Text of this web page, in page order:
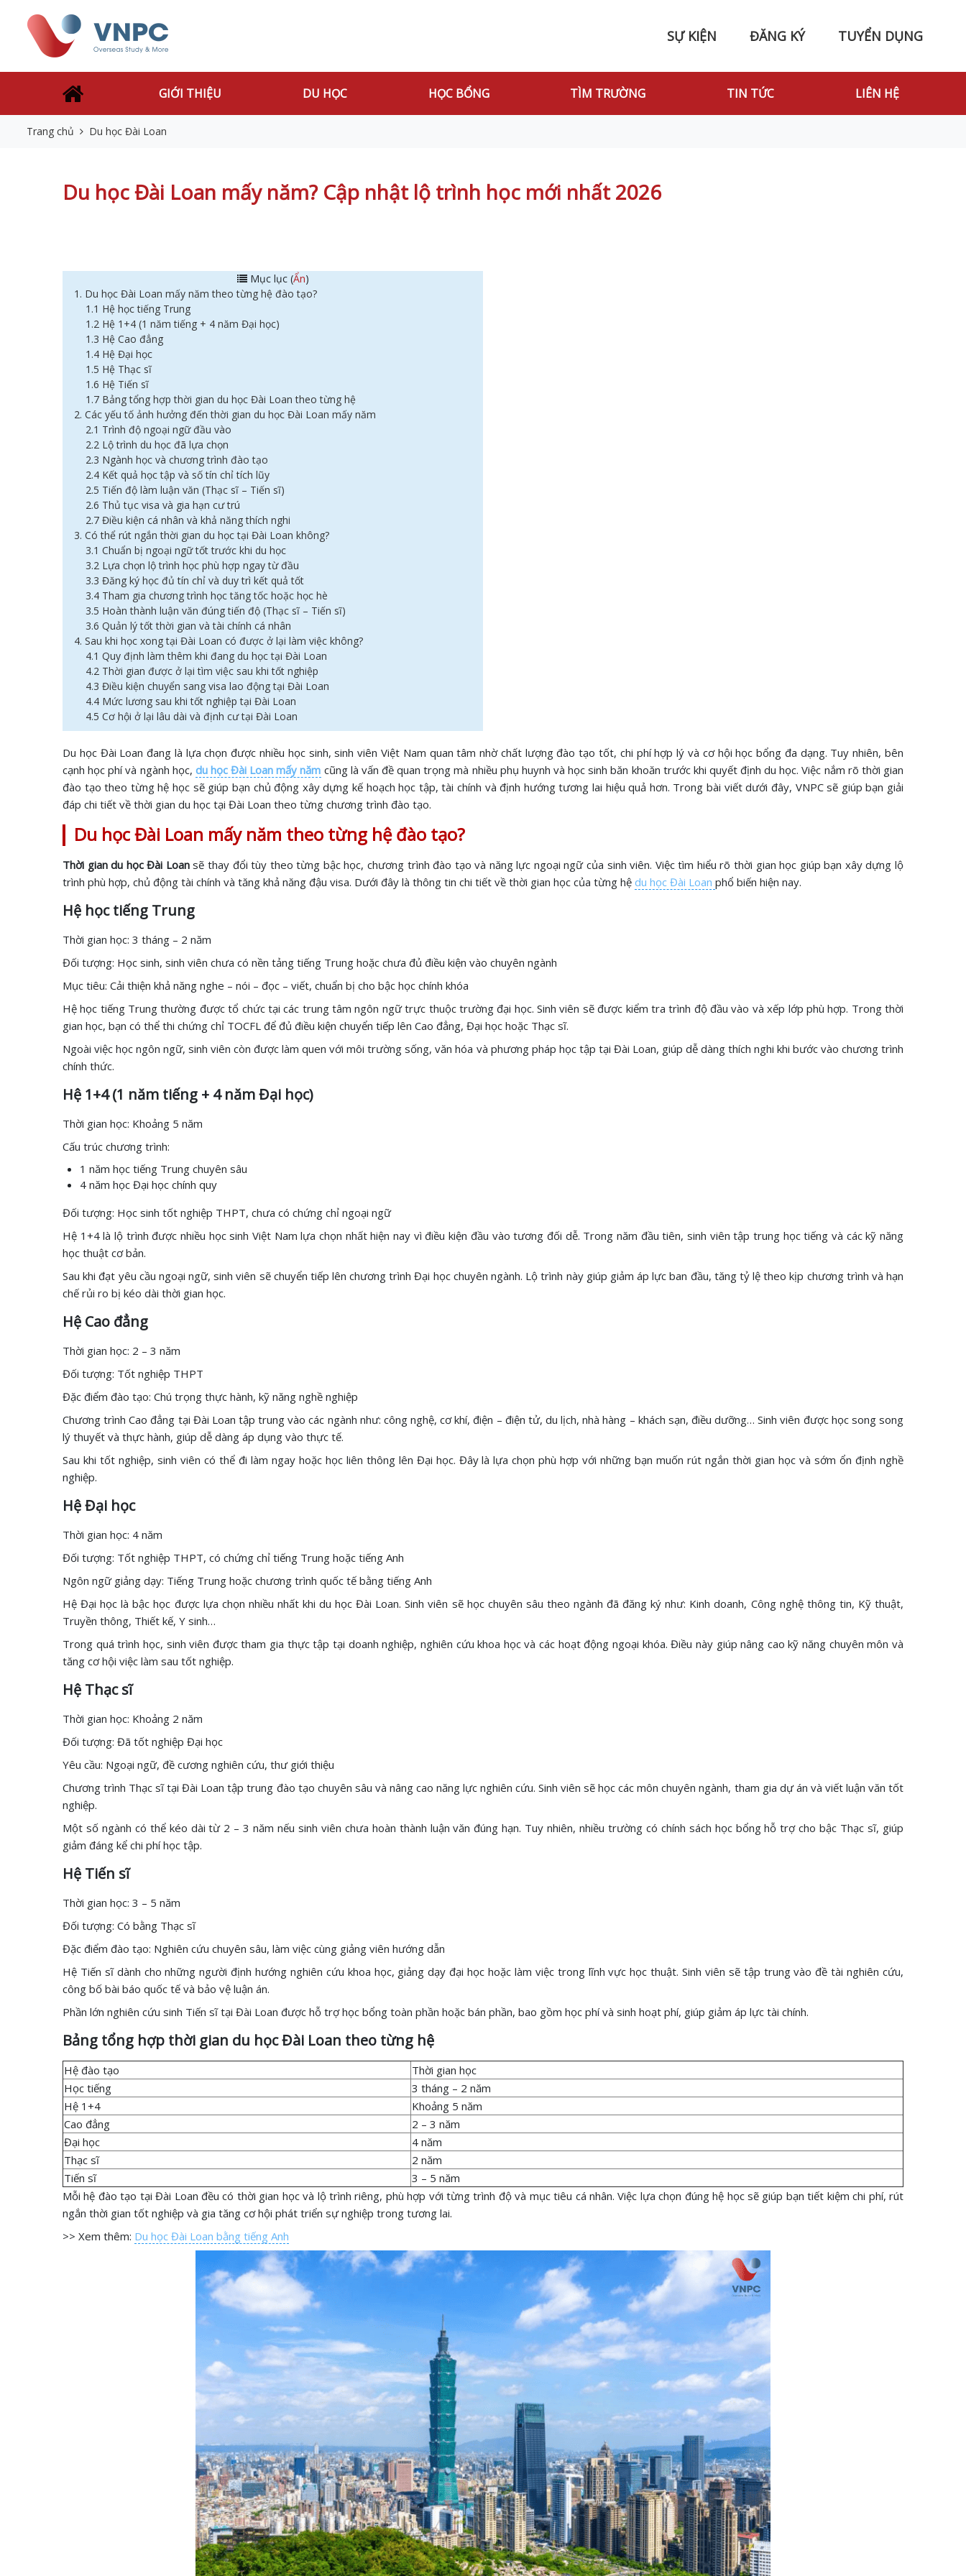
SỰ KIỆN ĐĂNG KÝ TUYỂN DỤNG
GIỚI THIỆU DU HỌC HỌC BỔNG TÌM TRƯỜNG TIN TỨC LIÊN HỆ
Trang chủ Du học Đài Loan
Du học Đài Loan mấy năm? Cập nhật lộ trình học mới nhất 2026
Mục lục (Ẩn)
1. Du học Đài Loan mấy năm theo từng hệ đào tạo?
1.1 Hệ học tiếng Trung
1.2 Hệ 1+4 (1 năm tiếng + 4 năm Đại học)
1.3 Hệ Cao đẳng
1.4 Hệ Đại học
1.5 Hệ Thạc sĩ
1.6 Hệ Tiến sĩ
1.7 Bảng tổng hợp thời gian du học Đài Loan theo từng hệ
2. Các yếu tố ảnh hưởng đến thời gian du học Đài Loan mấy năm
2.1 Trình độ ngoại ngữ đầu vào
2.2 Lộ trình du học đã lựa chọn
2.3 Ngành học và chương trình đào tạo
2.4 Kết quả học tập và số tín chỉ tích lũy
2.5 Tiến độ làm luận văn (Thạc sĩ – Tiến sĩ)
2.6 Thủ tục visa và gia hạn cư trú
2.7 Điều kiện cá nhân và khả năng thích nghi
3. Có thể rút ngắn thời gian du học tại Đài Loan không?
3.1 Chuẩn bị ngoại ngữ tốt trước khi du học
3.2 Lựa chọn lộ trình học phù hợp ngay từ đầu
3.3 Đăng ký học đủ tín chỉ và duy trì kết quả tốt
3.4 Tham gia chương trình học tăng tốc hoặc học hè
3.5 Hoàn thành luận văn đúng tiến độ (Thạc sĩ – Tiến sĩ)
3.6 Quản lý tốt thời gian và tài chính cá nhân
4. Sau khi học xong tại Đài Loan có được ở lại làm việc không?
4.1 Quy định làm thêm khi đang du học tại Đài Loan
4.2 Thời gian được ở lại tìm việc sau khi tốt nghiệp
4.3 Điều kiện chuyển sang visa lao động tại Đài Loan
4.4 Mức lương sau khi tốt nghiệp tại Đài Loan
4.5 Cơ hội ở lại lâu dài và định cư tại Đài Loan
Du học Đài Loan đang là lựa chọn được nhiều học sinh, sinh viên Việt Nam quan tâm nhờ chất lượng đào tạo tốt, chi phí hợp lý và cơ hội học bổng đa dạng. Tuy nhiên, bên
cạnh học phí và ngành học, du học Đài Loan mấy năm cũng là vấn đề quan trọng mà nhiều phụ huynh và học sinh băn khoăn trước khi quyết định du học. Việc nắm rõ thời gian
đào tạo theo từng hệ học sẽ giúp bạn chủ động xây dựng kế hoạch học tập, tài chính và định hướng tương lai hiệu quả hơn. Trong bài viết dưới đây, VNPC sẽ giúp bạn giải
đáp chi tiết về thời gian du học tại Đài Loan theo từng chương trình đào tạo.
Du học Đài Loan mấy năm theo từng hệ đào tạo?
Thời gian du học Đài Loansẽ thay đổi tùy theo từng bậc học, chương trình đào tạo và năng lực ngoại ngữ của sinh viên. Việc tìm hiểu rõ thời gian học giúp bạn xây dựng lộ
trình phù hợp, chủ động tài chính và tăng khả năng đậu visa. Dưới đây là thông tin chi tiết về thời gian học của từng hệ du học Đài Loan phổ biến hiện nay.
Hệ học tiếng Trung
Thời gian học: 3 tháng – 2 năm
Đối tượng: Học sinh, sinh viên chưa có nền tảng tiếng Trung hoặc chưa đủ điều kiện vào chuyên ngành
Mục tiêu: Cải thiện khả năng nghe – nói – đọc – viết, chuẩn bị cho bậc học chính khóa
Hệ học tiếng Trung thường được tổ chức tại các trung tâm ngôn ngữ trực thuộc trường đại học. Sinh viên sẽ được kiểm tra trình độ đầu vào và xếp lớp phù hợp. Trong thời
gian học, bạn có thể thi chứng chỉ TOCFL để đủ điều kiện chuyển tiếp lên Cao đẳng, Đại học hoặc Thạc sĩ.
Ngoài việc học ngôn ngữ, sinh viên còn được làm quen với môi trường sống, văn hóa và phương pháp học tập tại Đài Loan, giúp dễ dàng thích nghi khi bước vào chương trình
chính thức.
Hệ 1+4 (1 năm tiếng + 4 năm Đại học)
Thời gian học: Khoảng 5 năm
Cấu trúc chương trình:
1 năm học tiếng Trung chuyên sâu
4 năm học Đại học chính quy
Đối tượng: Học sinh tốt nghiệp THPT, chưa có chứng chỉ ngoại ngữ
Hệ 1+4 là lộ trình được nhiều học sinh Việt Nam lựa chọn nhất hiện nay vì điều kiện đầu vào tương đối dễ. Trong năm đầu tiên, sinh viên tập trung học tiếng và các kỹ năng
học thuật cơ bản.
Sau khi đạt yêu cầu ngoại ngữ, sinh viên sẽ chuyển tiếp lên chương trình Đại học chuyên ngành. Lộ trình này giúp giảm áp lực ban đầu, tăng tỷ lệ theo kịp chương trình và hạn
chế rủi ro bị kéo dài thời gian học.
Hệ Cao đẳng
Thời gian học: 2 – 3 năm
Đối tượng: Tốt nghiệp THPT
Đặc điểm đào tạo: Chú trọng thực hành, kỹ năng nghề nghiệp
Chương trình Cao đẳng tại Đài Loan tập trung vào các ngành như: công nghệ, cơ khí, điện – điện tử, du lịch, nhà hàng – khách sạn, điều dưỡng… Sinh viên được học song song
lý thuyết và thực hành, giúp dễ dàng áp dụng vào thực tế.
Sau khi tốt nghiệp, sinh viên có thể đi làm ngay hoặc học liên thông lên Đại học. Đây là lựa chọn phù hợp với những bạn muốn rút ngắn thời gian học và sớm ổn định nghề
nghiệp.
Hệ Đại học
Thời gian học: 4 năm
Đối tượng: Tốt nghiệp THPT, có chứng chỉ tiếng Trung hoặc tiếng Anh
Ngôn ngữ giảng dạy: Tiếng Trung hoặc chương trình quốc tế bằng tiếng Anh
Hệ Đại học là bậc học được lựa chọn nhiều nhất khi du học Đài Loan. Sinh viên sẽ học chuyên sâu theo ngành đã đăng ký như: Kinh doanh, Công nghệ thông tin, Kỹ thuật,
Truyền thông, Thiết kế, Y sinh…
Trong quá trình học, sinh viên được tham gia thực tập tại doanh nghiệp, nghiên cứu khoa học và các hoạt động ngoại khóa. Điều này giúp nâng cao kỹ năng chuyên môn và
tăng cơ hội việc làm sau tốt nghiệp.
Hệ Thạc sĩ
Thời gian học: Khoảng 2 năm
Đối tượng: Đã tốt nghiệp Đại học
Yêu cầu: Ngoại ngữ, đề cương nghiên cứu, thư giới thiệu
Chương trình Thạc sĩ tại Đài Loan tập trung đào tạo chuyên sâu và nâng cao năng lực nghiên cứu. Sinh viên sẽ học các môn chuyên ngành, tham gia dự án và viết luận văn tốt
nghiệp.
Một số ngành có thể kéo dài từ 2 – 3 năm nếu sinh viên chưa hoàn thành luận văn đúng hạn. Tuy nhiên, nhiều trường có chính sách học bổng hỗ trợ cho bậc Thạc sĩ, giúp
giảm đáng kể chi phí học tập.
Hệ Tiến sĩ
Thời gian học: 3 – 5 năm
Đối tượng: Có bằng Thạc sĩ
Đặc điểm đào tạo: Nghiên cứu chuyên sâu, làm việc cùng giảng viên hướng dẫn
Hệ Tiến sĩ dành cho những người định hướng nghiên cứu khoa học, giảng dạy đại học hoặc làm việc trong lĩnh vực học thuật. Sinh viên sẽ tập trung vào đề tài nghiên cứu,
công bố bài báo quốc tế và bảo vệ luận án.
Phần lớn nghiên cứu sinh Tiến sĩ tại Đài Loan được hỗ trợ học bổng toàn phần hoặc bán phần, bao gồm học phí và sinh hoạt phí, giúp giảm áp lực tài chính.
Bảng tổng hợp thời gian du học Đài Loan theo từng hệ
Hệ đào tạo
Thời gian học
Học tiếng
3 tháng – 2 năm
Hệ 1+4
Khoảng 5 năm
Cao đẳng
2 – 3 năm
Đại học
4 năm
Thạc sĩ
2 năm
Tiến sĩ
3 – 5 năm
Mỗi hệ đào tạo tại Đài Loan đều có thời gian học và lộ trình riêng, phù hợp với từng trình độ và mục tiêu cá nhân. Việc lựa chọn đúng hệ học sẽ giúp bạn tiết kiệm chi phí, rút
ngắn thời gian tốt nghiệp và gia tăng cơ hội phát triển sự nghiệp trong tương lai.
>> Xem thêm: Du học Đài Loan bằng tiếng Anh